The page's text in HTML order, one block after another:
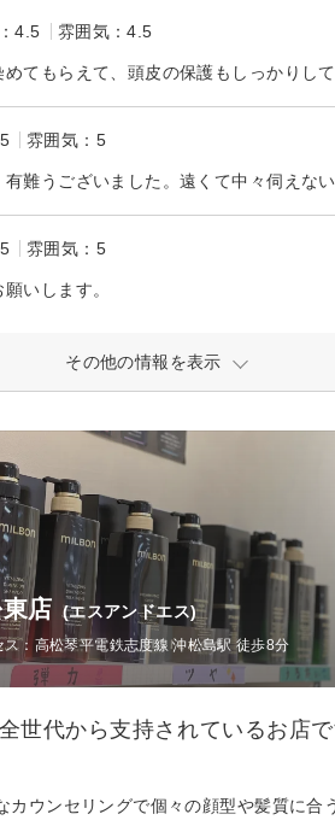
4.5 雰囲気：4.5
雰囲気：5
雰囲気：5
いします。
その他の情報を表示
店 (エスアンドエス)
ス：高松琴平電鉄志度線 沖松島駅 徒歩8分
世代から支持されているお店
カウンセリングで個々の顔型や髪質に